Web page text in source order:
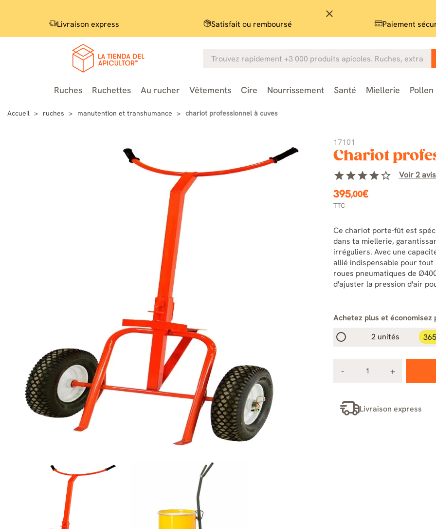
close
Livraison express Satisfait ou remboursé Paiement
Ruches Ruchettes Au rucher Vêtements Cire Nourrissement Santé Miellerie Pollen
Accueil ruches manutention et transhumance chariot professionnel à cuves
17101
Chariot
starstarstarstarstar_border Voir 2
395,00€
TTC
Ce chariot porte-fût est
dans ta miellerie,
irréguliers. Avec une
allié indispensable pour tout
roues pneumatiques de
d'ajuster la pression d'air
Achetez plus et économisez
2 unités
Livraison express